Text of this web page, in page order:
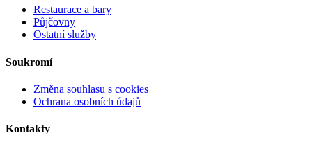
Restaurace a bary
Půjčovny
Ostatní služby
Soukromí
Změna souhlasu s cookies
Ochrana osobních údajů
Kontakty